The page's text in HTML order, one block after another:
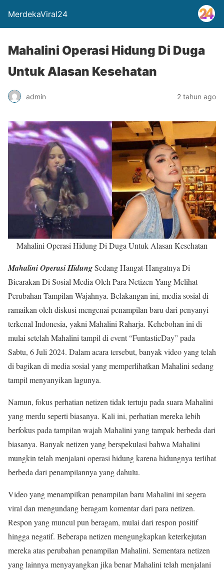
MerdekaViral24
Mahalini Operasi Hidung Di Duga
Untuk Alasan Kesehatan
admin 2 tahun ago
Mahalini Operasi Hidung Di Duga Untuk Alasan Kesehatan
Mahalini Operasi HidungSedang Hangat-Hangatnya Di
Bicarakan Di Sosial Media Oleh Para Netizen Yang Melihat
Perubahan Tampilan Wajahnya. Belakangan ini, media sosial di
ramaikan oleh diskusi mengenai penampilan baru dari penyanyi
terkenal Indonesia, yakni Mahalini Raharja. Kehebohan ini di
mulai setelah Mahalini tampil di event “FuntasticDay” pada
Sabtu, 6 Juli 2024. Dalam acara tersebut, banyak video yang telah
di bagikan di media sosial yang memperlihatkan Mahalini sedang
tampil menyanyikan lagunya.
Namun, fokus perhatian netizen tidak tertuju pada suara Mahalini
yang merdu seperti biasanya. Kali ini, perhatian mereka lebih
berfokus pada tampilan wajah Mahalini yang tampak berbeda dari
biasanya. Banyak netizen yang berspekulasi bahwa Mahalini
mungkin telah menjalani operasi hidung karena hidungnya terlihat
berbeda dari penampilannya yang dahulu.
Video yang menampilkan penampilan baru Mahalini ini segera
viral dan mengundang beragam komentar dari para netizen.
Respon yang muncul pun beragam, mulai dari respon positif
hingga negatif. Beberapa netizen mengungkapkan keterkejutan
mereka atas perubahan penampilan Mahalini. Sementara netizen
yang lainnya menyayangkan jika benar Mahalini telah menjalani